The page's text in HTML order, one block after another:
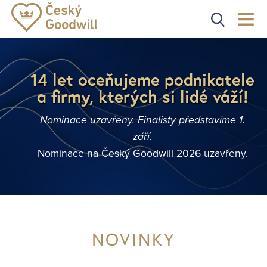
14 let oceňujeme podnikatele
a firmy, kterých si lidé váží!
Nominace uzavřeny. Finalisty představíme 1.
září.
Nominace na Český Goodwill 2026 uzavřeny.
NOVINKY